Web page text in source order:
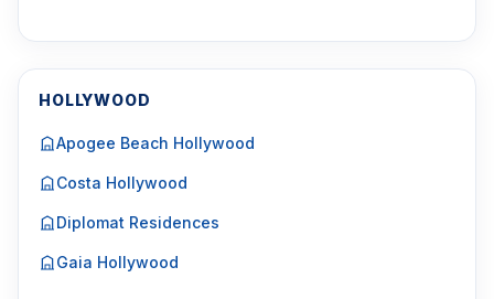
HOLLYWOOD
Apogee Beach Hollywood
Costa Hollywood
Diplomat Residences
Gaia Hollywood